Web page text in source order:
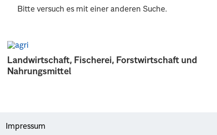
Landwirtschaft, Fischerei, Forstwirtschaft und
Nahrungsmittel
Bitte versuch es mit einer anderen Suche.
Impressum